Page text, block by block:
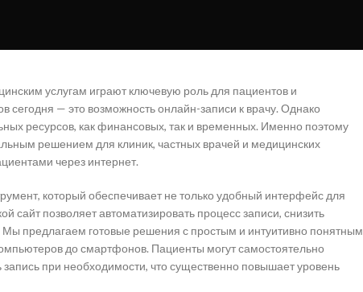
услугам играют ключевую роль для пациентов и
— это возможность онлайн-записи к врачу. Однако
ресурсов, как финансовых, так и временных. Именно поэтому
решением для клиник, частных врачей и медицинских
через интернет.
который обеспечивает не только удобный интерфейс для
сайт позволяет автоматизировать процесс записи, снизить
Мы предлагаем готовые решения с простым и интуитивно понятным
до смартфонов. Пациенты могут самостоятельно
при необходимости, что существенно повышает уровень